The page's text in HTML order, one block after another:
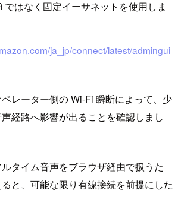
ではなく固定イーサネットを使用しま
ja_jp/connect/latest/admingui
レーター側の Wi-Fi 瞬断によって、少
経路へ影響が出ることを確認しまし
タイム音声をブラウザ経由で扱うた
と、可能な限り有線接続を前提にした